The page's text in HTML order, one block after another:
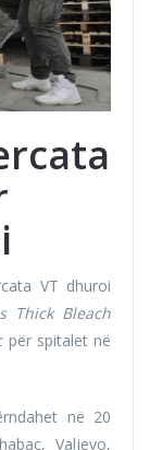
VT dhuroi
Thick Bleach
për spitalet në
në 20
Valjevo,